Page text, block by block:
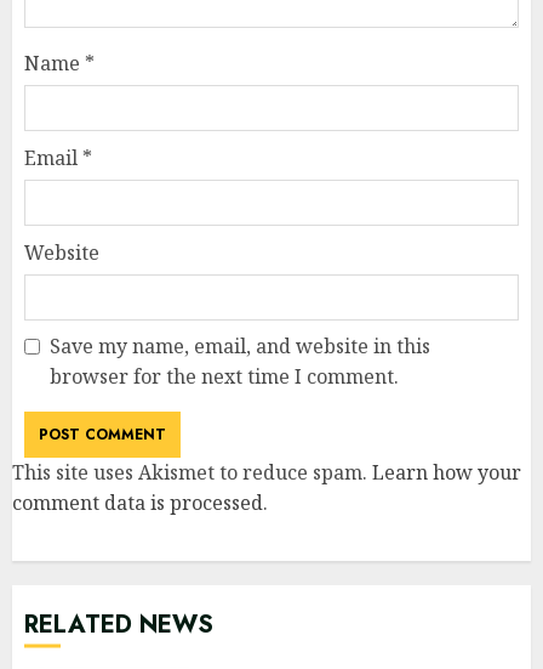
Name *
Email *
Website
Save my name, email, and website in this
browser for the next time I comment.
This site uses Akismet to reduce spam. Learn how your
comment data is processed.
RELATED NEWS